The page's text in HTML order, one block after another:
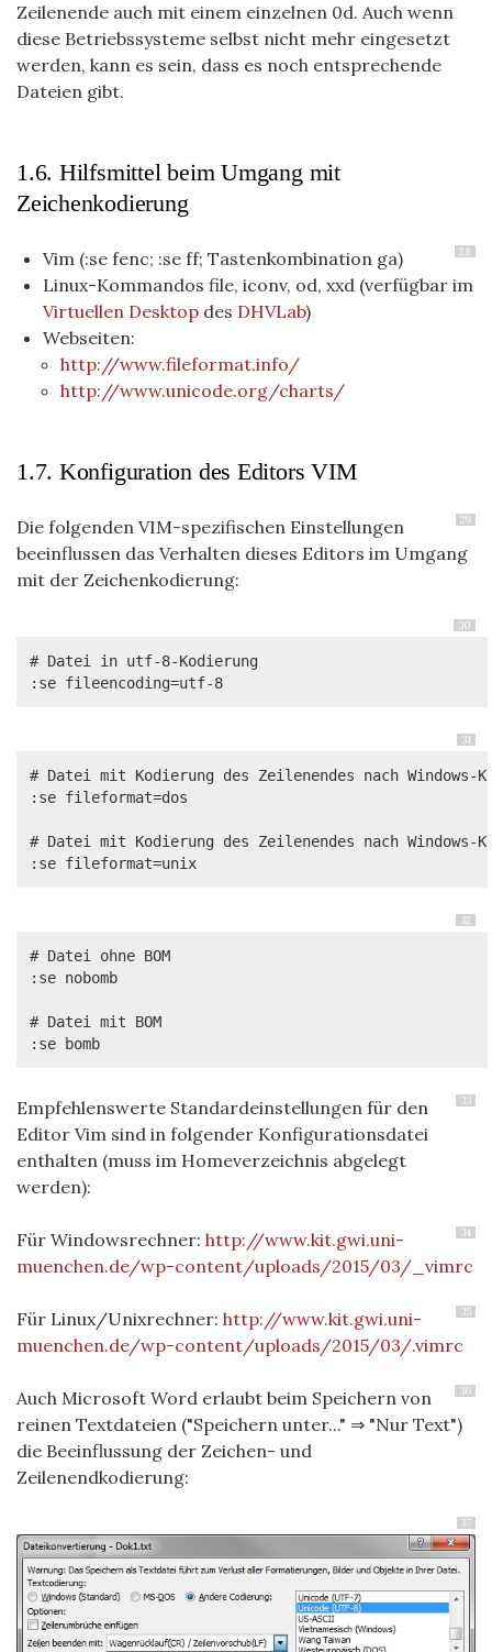
Zeilenende auch mit einem einzelnen 0d. Auch wenn
diese Betriebssysteme selbst nicht mehr eingesetzt
werden, kann es sein, dass es noch entsprechende
Dateien gibt.
1.6. Hilfsmittel beim Umgang mit
Zeichenkodierung
28
Vim (:se fenc; :se ff; Tastenkombination ga)
Linux-Kommandos file, iconv, od, xxd (verfügbar im
Virtuellen Desktop des DHVLab)
Webseiten:
http://www.fileformat.info/
http://www.unicode.org/charts/
1.7. Konfiguration des Editors VIM
29
Die folgenden VIM-spezifischen Einstellungen
beeinflussen das Verhalten dieses Editors im Umgang
mit der Zeichenkodierung:
30
# Datei in utf-8-Kodierung
:se fileencoding=utf-8
31
# Datei mit Kodierung des Zeilenendes nach Windows-
:se fileformat=dos
# Datei mit Kodierung des Zeilenendes nach Windows-
:se fileformat=unix
32
# Datei ohne BOM
:se nobomb
# Datei mit BOM
:se bomb
33
Empfehlenswerte Standardeinstellungen für den
Editor Vim sind in folgender Konfigurationsdatei
enthalten (muss im Homeverzeichnis abgelegt
werden):
34
Für Windowsrechner: http://www.kit.gwi.uni-
muenchen.de/wp-content/uploads/2015/03/_vimrc
35
Für Linux/Unixrechner: http://www.kit.gwi.uni-
muenchen.de/wp-content/uploads/2015/03/.vimrc
36
Auch Microsoft Word erlaubt beim Speichern von
reinen Textdateien ("Speichern unter..." ⇒ "Nur Text")
die Beeinflussung der Zeichen- und
Zeilenendkodierung:
37